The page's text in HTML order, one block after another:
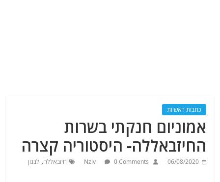
כתבות ראשיות
אמוניום חנקתי בשרות
החיזבאללה- היסטוריה קצרה
06/08/2020
Nziv 0 Comments חיזבאללה, לבנון